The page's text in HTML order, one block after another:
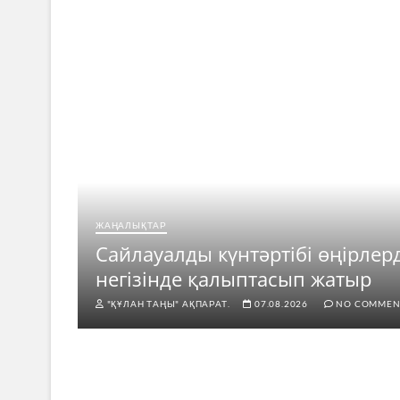
ЖАҢАЛЫҚТАР
Сайлауалды күнтәртібі
негізінде қалыптасып жатыр
"ҚҰЛАН ТАҢЫ" АҚПАРАТ. 07.08.2026 NO